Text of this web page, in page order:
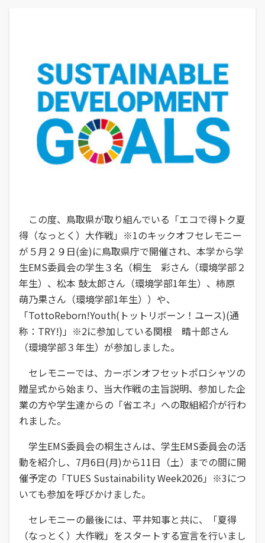
寄附金申込みのご案内
各種お問合せ先
資料請求
交通アクセス・周辺マップ
大学院
環境経営研究科
持続的社会を実現できる高度専門職業人
を養成
全国各地おこなっている進学相談会の会
場、日程についてご案内
国の教育ローン、提携教育ローン
等
国の教育ローンと提携教育ローンに関す
る情報です。
この度、鳥取県が取り組んでいる「エコで得トク夏
得（なっとく）大作戦」※1のキックオフセレモニー
が５月２９日(金)に鳥取県庁で開催され、本学から学
生EMS委員会の学生３名（桐生 彩さん（環境学部２
年生）、松本 鼓太郎さん（環境学部1年生）、柿原
萌乃果さん（環境学部1年生））や、
「TottoReborn!Youth(トットリボーン！ユース)(通
称：TRY!)」※2に参加している関根 晴十郎さん
（環境学部３年生）が参加しました。
セレモニーでは、カーボンオフセットポロシャツの
贈呈式から始まり、当大作戦の主旨説明、参加した企
業の方や学生達からの「省エネ」への取組紹介が行わ
れました。
学生EMS委員会の桐生さんは、学生EMS委員会の活
動を紹介し、7月6日(月)から11日（土）までの間に開
催予定の「TUES Sustainability Week2026」※3につ
いても参加を呼びかけました。
セレモニーの最後には、平井知事と共に、「夏得
（なっとく）大作戦」をスタートする宣言を行いまし